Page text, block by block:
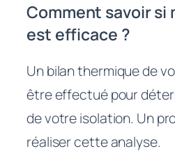
Comment savoir si
est efficace ?
Un bilan thermique de
être effectué pour
de votre isolation. Un
réaliser cette analyse.